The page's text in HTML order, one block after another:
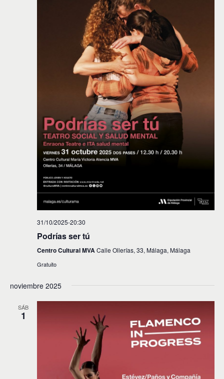
31/10/2025-20:30
Podrías ser tú
Centro Cultural MVACalle Ollerías, 33, Málaga, Málaga
Gratuito
noviembre 2025
SÁB
1